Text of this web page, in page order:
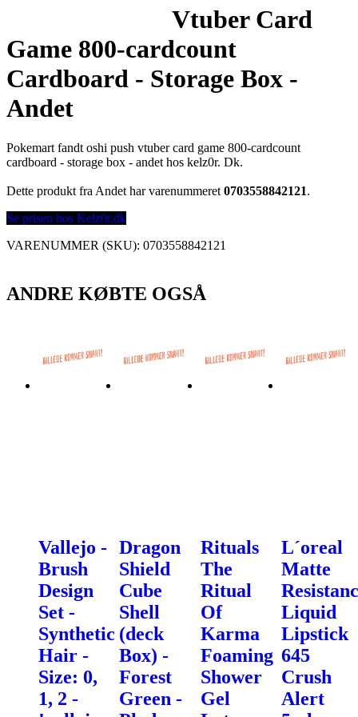
Vtuber Card
Game 800-cardcount
Cardboard - Storage Box -
Andet
Pokemart fandt oshi push vtuber card game 800-cardcount
cardboard - storage box - andet hos kelz0r. Dk.
Dette produkt fra Andet har varenummeret 0703558842121.
Se prisen hos Kelz0r.dk
VARENUMMER (SKU): 0703558842121
ANDRE KØBTE OGSÅ
Vallejo -
Brush
Design
Set -
Synthetic
Hair -
Size: 0,
1, 2 -
Dragon
Shield
Cube
Shell
(deck
Box) -
Forest
Green -
Rituals
The
Ritual
Of
Karma
Foaming
Shower
Gel
L´oreal
Matte
Liquid
Lipstick
645
Crush
Alert